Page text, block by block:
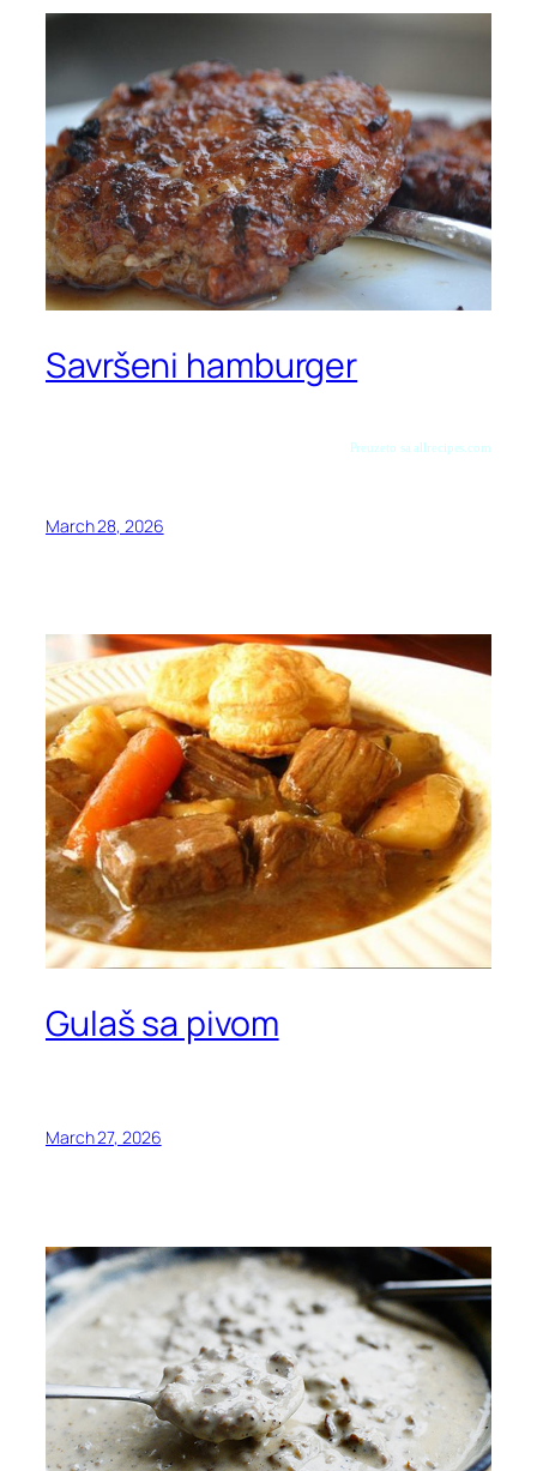
Savršeni hamburger
Preuzeto sa allrecipes.com
March 28, 2026
Gulaš sa pivom
March 27, 2026